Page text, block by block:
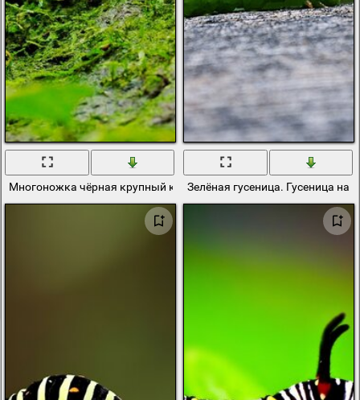
Многоножка чёрная крупный кадрЗелёная гусеница. Гусеница